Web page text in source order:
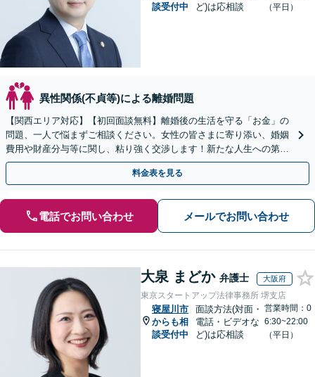
談受付中
ど)は応相談
（平日）
異性関係(不貞等)による離婚問題
【関西エリア対応】【初回面談無料】離婚後の生活を守る「お金」の
問題、一人で悩まずご相談ください。女性の皆さまに寄り添い、婚姻
費用や財産分与等に関し、粘り強く交渉します！新たな人生への第一
歩を全力でサポートいたします。【休日・夜間相談可】
料金表を見る
電話でお問い合わせ メールでお問い合わせ
大泉 まどか 弁護士 大阪府
東京スタートアップ法律事務所 堺支店
寝屋川市
からも相
談受付中
面談方法(対面・
電話・ビデオな
ど)は応相談
営業時間：0
6:30~22:00
（平日）